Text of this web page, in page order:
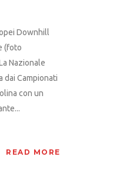
Downhill
(foto
Nazionale
Campionati
con un
READ MORE